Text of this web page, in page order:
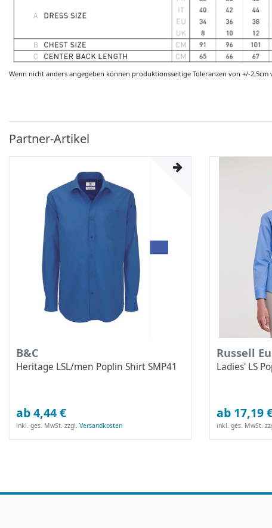
Wenn nicht anders angegeben können produktionsseitige Toleranzen von +/-
Partner-Artikel
B&C
Heritage LSL/men Poplin Shirt SMP41
ab 4,44 €
inkl. ges. MwSt. zzgl.Versandkosten
Russell
Ladies' LS
ab 17,19
inkl. ges. MwSt.